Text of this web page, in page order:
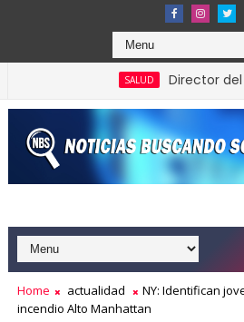
Director del SNS
Home actualidad
NY: Identifican
incendio Alto Manhattan